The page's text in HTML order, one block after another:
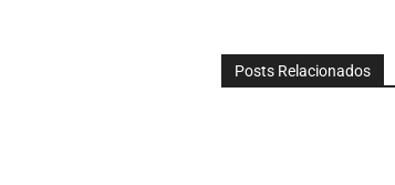
Posts Relacionados